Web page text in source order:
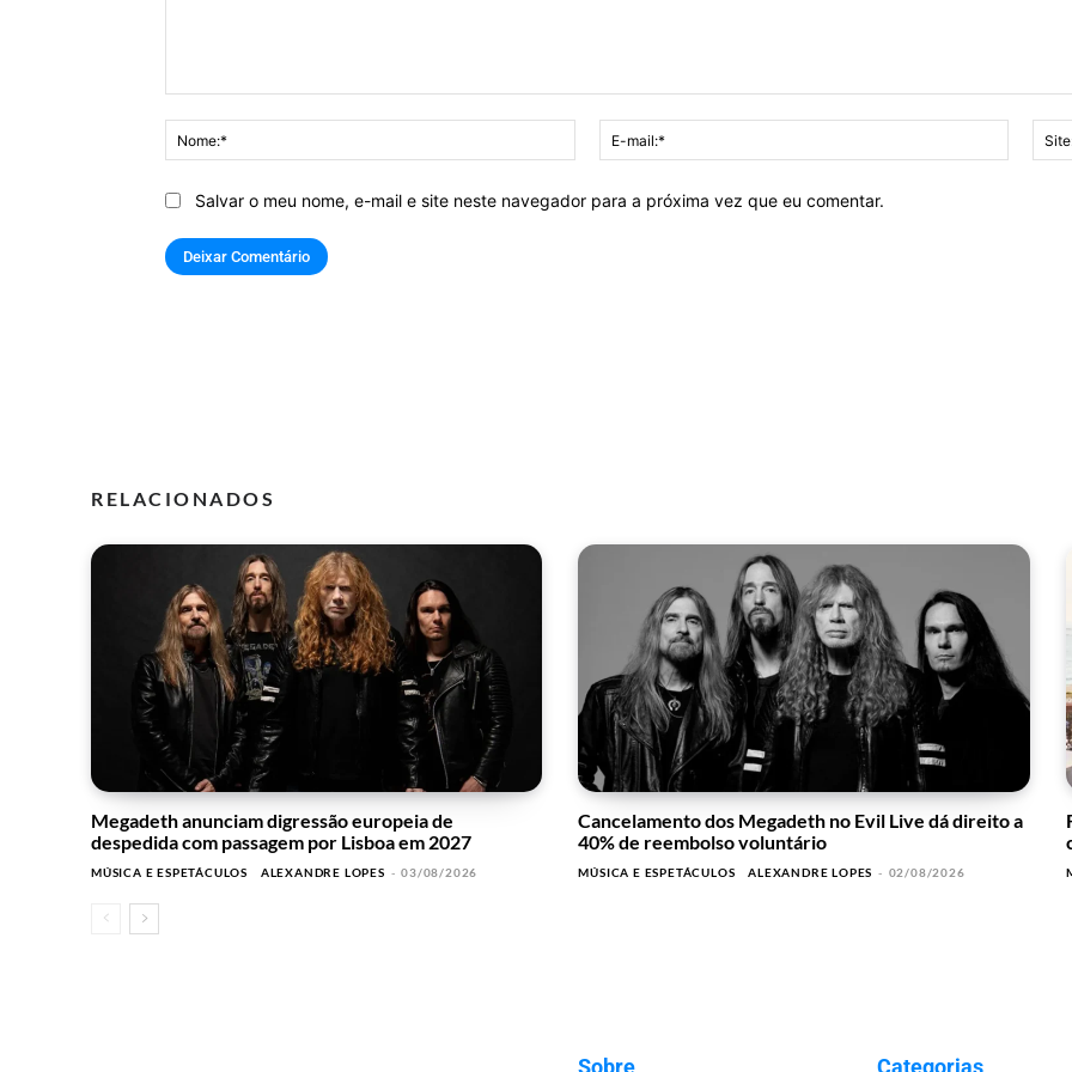
Nome:*
mail:*
Salvar o meu nome, e-mail e site neste navegador para a próxima vez que eu comentar.
RELACIONADOS
Megadeth anunciam digressão europeia de
despedida com passagem por Lisboa em 2027
MÚSICA E ESPETÁCULOS ALEXANDRE LOPES - 03/08/2026
Cancelamento dos Megadeth no Evil Live dá direito a
40% de reembolso voluntário
MÚSICA E ESPETÁCULOS ALEXANDRE LOPES - 02/08/2026